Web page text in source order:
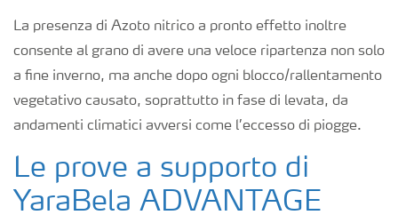
La presenza di Azoto nitrico a pronto effetto inoltre
consente al grano di avere una veloce ripartenza non solo
a fine inverno, ma anche dopo ogni blocco/rallentamento
vegetativo causato, soprattutto in fase di levata, da
andamenti climatici avversi come l’eccesso di piogge.
Le prove a supporto di
YaraBela ADVANTAGE